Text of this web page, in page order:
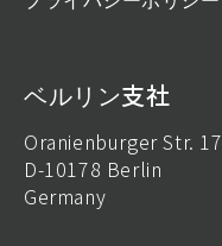
ベルリン支社
Oranienburger Str. 17
D-10178 Berlin
Germany